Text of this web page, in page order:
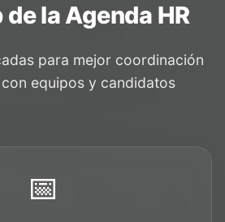
la Agenda HR
para mejor coordinación
equipos y candidatos
📅